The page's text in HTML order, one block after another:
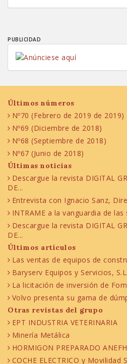
PUBLICIDAD
Últimos números
Nº70 (Febrero de 2019 de 2019)
Nº69 (Diciembre de 2018)
Nº68 (Septiembre de 2018)
Nº67 (Junio de 2018)
Últimas noticias
Descargue la revista DIGITAL
DE...
Entrevista con Ignacio Sanz,
INTRAME a la vanguardia de
Descargue la revista DIGITAL
DE...
Últimos artículos
Las ventas de equipos de
Baryserv Equipos y Servicios,
La licitación de inversión de
Volvo presenta su gama de
Otras revistas del grupo
EPT INDUSTRIA VETERINARIA
Minería Metálica
HORMIGON PREPARADO
COCHE ELECTRICO y Movilidad